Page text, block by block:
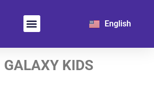
English
한국어
KIDS